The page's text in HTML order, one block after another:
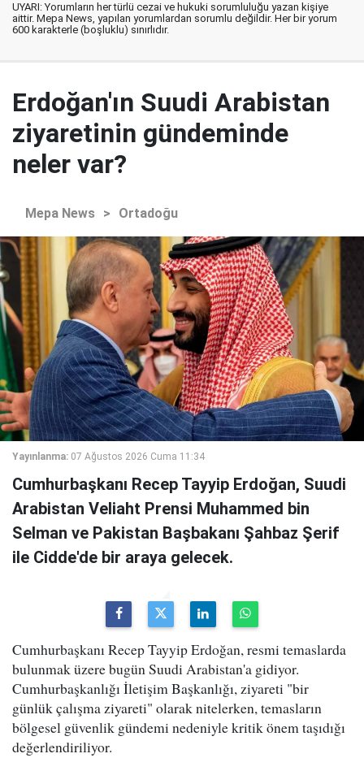
UYARI: Yorumların her türlü cezai ve hukuki sorumluluğu yazan kişiye
aittir. Mepa News, yapılan yorumlardan sorumlu değildir. Her bir yorum
600 karakterle (boşluklu) sınırlıdır.
Erdoğan'ın Suudi Arabistan
ziyaretinin gündeminde
neler var?
Mepa News > Ortadoğu
Yayınlanma: 07 Ağustos 2026 Cuma 11:34
Cumhurbaşkanı Recep Tayyip Erdoğan, Suudi
Arabistan Veliaht Prensi Muhammed bin
Selman ve Pakistan Başbakanı Şahbaz Şerif
ile Cidde'de bir araya gelecek.
Cumhurbaşkanı Recep Tayyip Erdoğan, resmi temaslarda
bulunmak üzere bugün Suudi Arabistan'a gidiyor.
Cumhurbaşkanlığı İletişim Başkanlığı, ziyareti "bir
günlük çalışma ziyareti" olarak nitelerken, temasların
bölgesel güvenlik gündemi nedeniyle kritik önem taşıdığı
değerlendiriliyor.